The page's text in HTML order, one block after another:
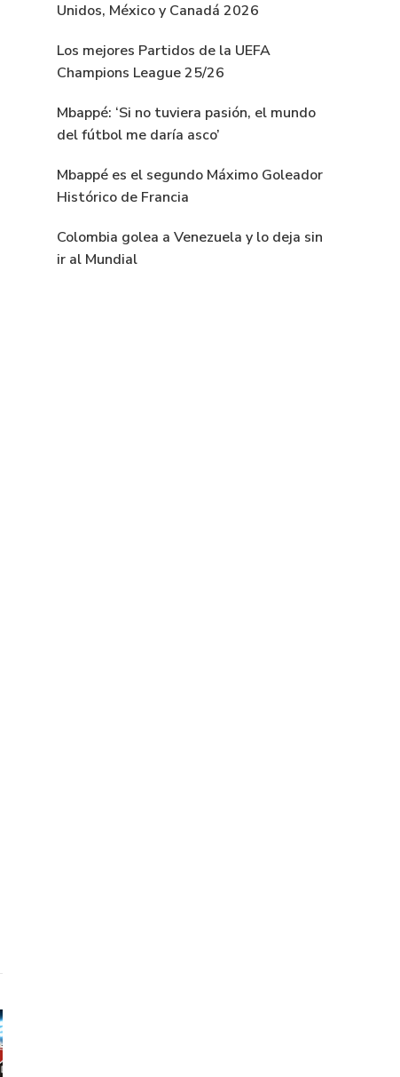
Unidos, México y Canadá 2026
Los mejores Partidos de la UEFA
Champions League 25/26
Mbappé: ‘Si no tuviera pasión, el mundo
del fútbol me daría asco’
Mbappé es el segundo Máximo Goleador
Histórico de Francia
Colombia golea a Venezuela y lo deja sin
ir al Mundial